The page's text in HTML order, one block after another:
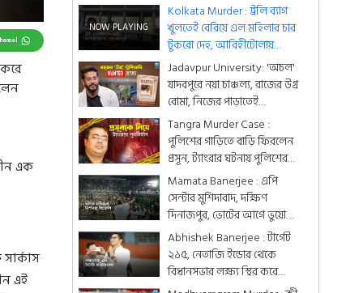
এক
এই
Kolkata Murder : ট্রলি ব্যাগ
খুলতেই বেরিয়ে এল মহিলার চার
টুকরো দেহ, আরিহীটোলায়
গ্রেফতার দুই
Jadavpur University: 'অচল'
যাদবপুরে নয়া চাঞ্চল্য, রাজের উগ্র
বোমা, নিজের পাড়াতেই
'Wanted' ব্রাত্য
Tangra Murder Case :
পুলিশের গাড়িতে বাড়ি ফিরলেন
প্রসূন, ট্যাংরার ঘটনায় পুলিশের
পুনর্নির্মাণ
Mamata Banerjee : এপি
সেন্টার মুর্শিদাবাদ, দক্ষিণ
দিনাজপুর, ভোটের আগে ভুয়ো
ভোটারের জাল, বিজেপির বিরুদ্ধে
Abhishek Banerjee : টার্গেট
২১৫, নেতাজি ইন্ডোর থেকে
বিধানসভার লক্ষ্য স্থির করে
দিলেন অভিষেক